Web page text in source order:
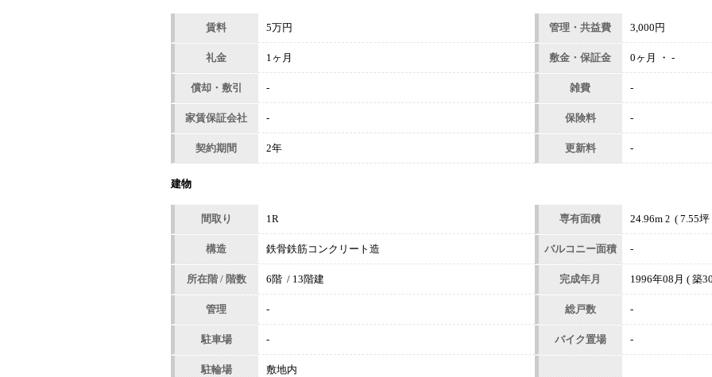
賃料 5万円 管理・共益費 3,000円
礼金 1ヶ月 敷金・保証金 0ヶ月 ・ -
償却・敷引 - 雑費 -
家賃保証会社 - 保険料 -
契約期間 2年 更新料 -
建物
間取り 1R 専有面積 24.96m 2( 7.55坪
構造 鉄骨鉄筋コンクリート造 バルコニー面積 -
所在階 / 階数 6階 / 13階建 完成年月 1996年08月 ( 築
管理 - 総戸数 -
駐車場 - バイク置場 -
駐輪場 敷地内